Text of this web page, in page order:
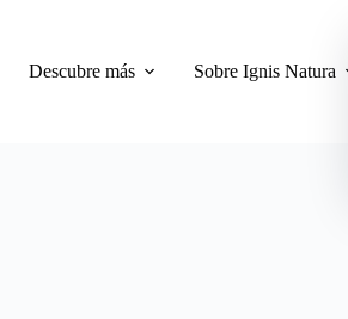
Descubre más Sobre Ignis Natura